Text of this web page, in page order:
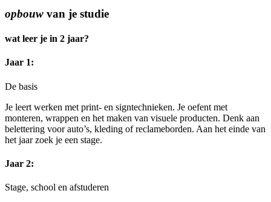
opbouw van je studie
wat leer je in 2 jaar?
Jaar 1:
De basis
Je leert werken met print- en signtechnieken. Je oefent met
monteren, wrappen en het maken van visuele producten. Denk aan
belettering voor auto’s, kleding of reclameborden. Aan het einde van
het jaar zoek je een stage.
Jaar 2:
Stage, school en afstuderen